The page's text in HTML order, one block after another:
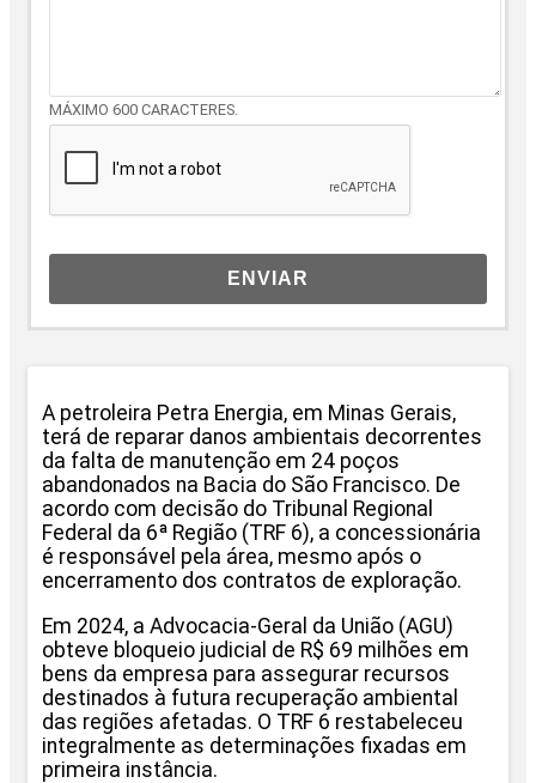
MÁXIMO 600 CARACTERES.
ENVIAR
A petroleira Petra Energia, em Minas Gerais,
terá de reparar danos ambientais decorrentes
da falta de manutenção em 24 poços
abandonados na Bacia do São Francisco. De
acordo com decisão do Tribunal Regional
Federal da 6ª Região (TRF 6), a concessionária
é responsável pela área, mesmo após o
encerramento dos contratos de exploração.
Em 2024, a Advocacia-Geral da União (AGU)
obteve bloqueio judicial de R$ 69 milhões em
bens da empresa para assegurar recursos
destinados à futura recuperação ambiental
das regiões afetadas. O TRF 6 restabeleceu
integralmente as determinações fixadas em
primeira instância.